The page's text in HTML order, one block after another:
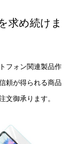
求め続けま
フォン関連製品作
頼が得られる商品
文御承ります。